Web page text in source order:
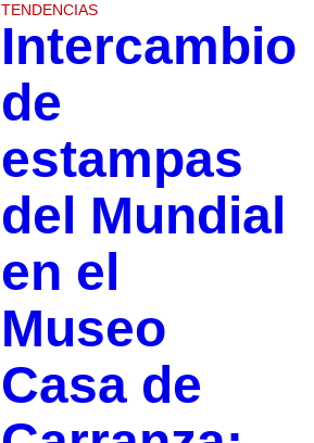
TENDENCIAS
Intercambio
de
estampas
del Mundial
en el
Museo
Casa de